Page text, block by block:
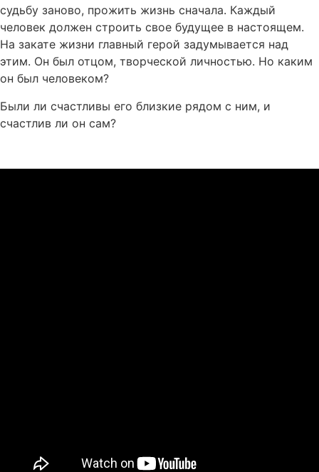
судьбу заново, прожить жизнь сначала. Каждый
человек должен строить свое будущее в настоящем.
На закате жизни главный герой задумывается над
этим. Он был отцом, творческой личностью. Но каким
он был человеком?
Были ли счастливы его близкие рядом с ним, и
счастлив ли он сам?